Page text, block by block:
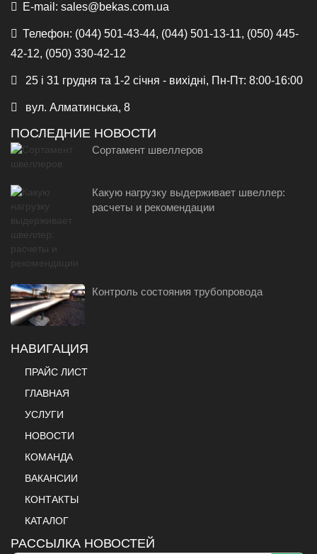
E-mail: sales@bekas.com.ua
Телефон: (044) 501-43-44, (044) 501-13-11, (050) 445-
42-12, (050) 330-42-12
25 і 31 грудня та 1-2 січня - вихідні, Пн-Пт: 8:00-16:00
вул. Алматинська, 8
ПОСЛЕДНИЕ НОВОСТИ
Сортамент швеллеров
Какую нагрузку выдерживает швеллер:
расчеты и рекомендации
Контроль состояния трубопровода
НАВИГАЦИЯ
ПРАЙС ЛИСТ
ГЛАВНАЯ
УСЛУГИ
НОВОСТИ
КОМАНДА
ВАКАНСИИ
КОНТАКТЫ
КАТАЛОГ
РАССЫЛКА НОВОСТЕЙ